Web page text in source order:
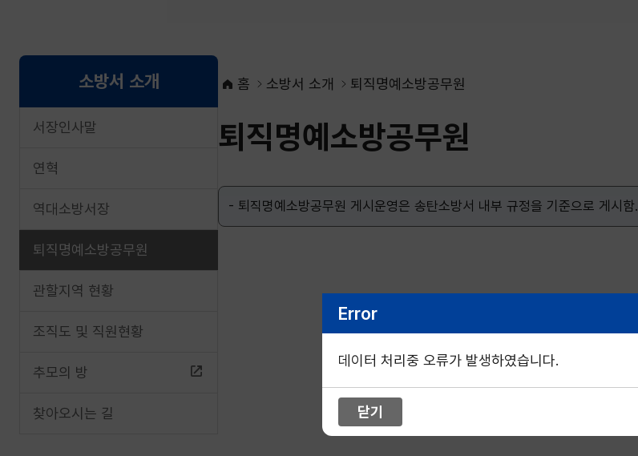
소방서 소개
서장인사말
연혁
역대소방서장
퇴직명예소방공무원
관할지역 현황
조직도 및 직원현황
추모의 방
찾아오시는 길
홈 소방서 소개 퇴직명예소방공무원
퇴직명예소방공무원
네이버밴드로 공유하기
카카오톡으로 공유하기
URL복사하기
인쇄하기
- 퇴직명예소방공무원 게시운영은 송탄소방서 내부 규정을 기준으로 게시함.
Error
데이터 처리중 오류가 발생하였습니다.
닫기